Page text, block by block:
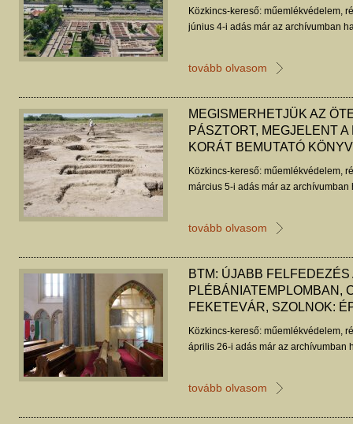
Közkincs-kereső: műemlékvédelem,
június 4-i adás már az archívumban
tovább olvasom
MEGISMERHETJÜK AZ
PÁSZTORT, MEGJELENT
KORÁT BEMUTATÓ KÖNYV
Közkincs-kereső: műemlékvédelem,
március 5-i adás már az archívumban
tovább olvasom
BTM: ÚJABB FELFEDEZÉS
PLÉBÁNIATEMPLOMBAN,
FEKETEVÁR, SZOLNOK:
Közkincs-kereső: műemlékvédelem,
április 26-i adás már az archívumban
tovább olvasom